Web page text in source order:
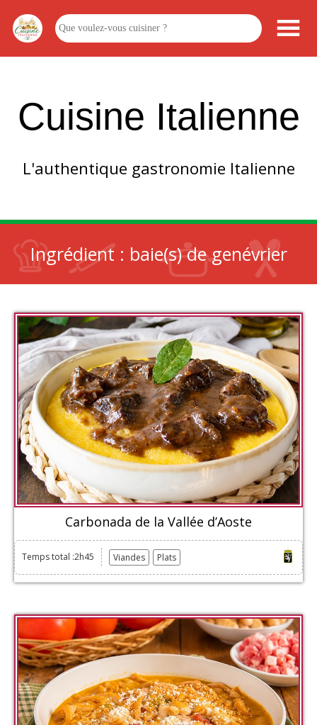
Cuisine Italienne
L'authentique gastronomie Italienne
Ingrédient : baie(s) de genévrier
Carbonada de la Vallée d’Aoste
Temps total :2h45 Viandes Plats